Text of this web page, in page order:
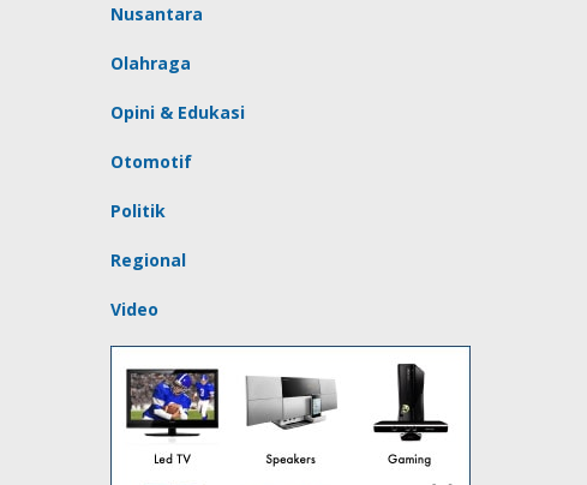
Nusantara
Olahraga
Opini & Edukasi
Otomotif
Politik
Regional
Video